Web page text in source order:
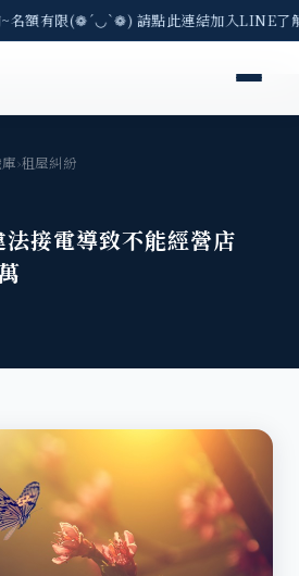
額有限(❁´◡`❁) 請點此連結加入LINE了
›租屋糾紛
接電導致不能經營店